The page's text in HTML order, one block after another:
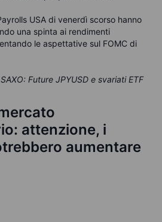
USA di venerdì scorso hanno
una spinta ai rendimenti
le aspettative sul FOMC di
Future JPYUSD e svariati ETF
attenzione, i
aumentare